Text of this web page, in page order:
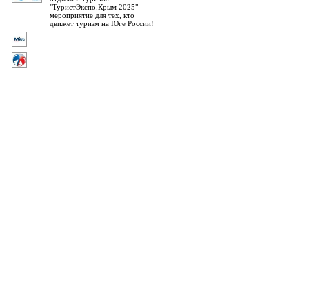
"ТуристЭкспо.Крым 2025" -
мероприятие для тех, кто
движет туризм на Юге России!